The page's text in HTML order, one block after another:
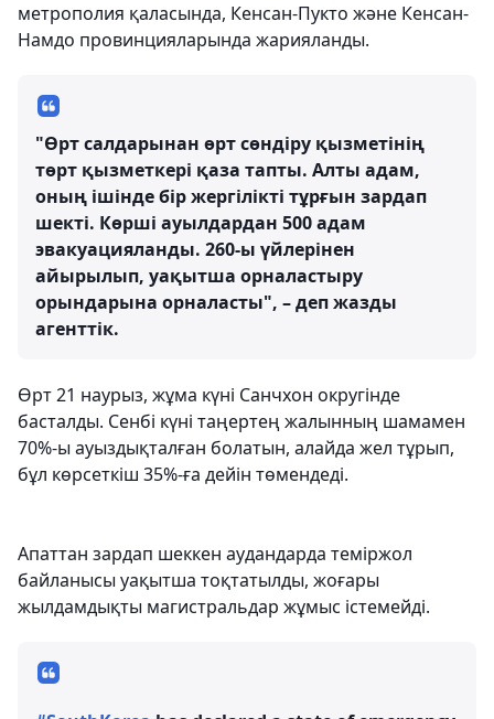
метрополия қаласында, Кенсан-Пукто және Кенсан-
Намдо провинцияларында жарияланды.
"Өрт салдарынан өрт сөндіру қызметінің
төрт қызметкері қаза тапты. Алты адам,
оның ішінде бір жергілікті тұрғын зардап
шекті. Көрші ауылдардан 500 адам
эвакуацияланды. 260-ы үйлерінен
айырылып, уақытша орналастыру
орындарына орналасты", – деп жазды
агенттік.
Өрт 21 наурыз, жұма күні Санчхон округінде
басталды. Сенбі күні таңертең жалынның шамамен
70%-ы ауыздықталған болатын, алайда жел тұрып,
бұл көрсеткіш 35%-ға дейін төмендеді.
Апаттан зардап шеккен аудандарда теміржол
байланысы уақытша тоқтатылды, жоғары
жылдамдықты магистральдар жұмыс істемейді.